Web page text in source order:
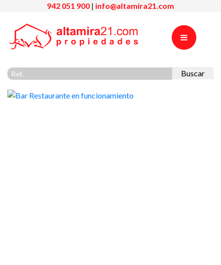
942 051 900 | info@altamira21.com
Buscar